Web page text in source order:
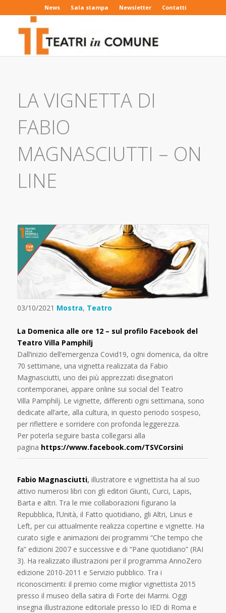
News Sala stampa Newsletter Contatti
LA VIGNETTA DI
FABIO
MAGNASCIUTTI – ON
LINE
03/10/2021 Mostra, Teatro
La Domenica alle ore 12 – sul profilo Facebook del
Teatro Villa Pamphilj
Dall’inizio dell’emergenza Covid19, ogni domenica, da oltre
70 settimane, una vignetta realizzata da Fabio
Magnasciutti, uno dei più apprezzati disegnatori
contemporanei, appare online sui social del Teatro
Villa Pamphilj. Le vignette, differenti ogni settimana, sono
dedicate all’arte, alla cultura, in questo periodo sospeso,
per riflettere e sorridere con profonda leggerezza.
Per poterla seguire basta collegarsi alla
pagina https://www.facebook.com/TSVCorsini
Fabio Magnasciutti, illustratore e vignettista ha al suo
attivo numerosi libri con gli editori Giunti, Curci, Lapis,
Barta e altri. Tra le mie collaborazioni figurano la
Repubblica, l’Unità, il Fatto quotidiano, gli Altri, Linus e
Left, per cui attualmente realizza copertine e vignette. Ha
curato sigle e animazioni dei programmi “Che tempo che
fa” edizioni 2007 e successive e di “Pane quotidiano” (RAI
3). Ha realizzato illustrazioni per il programma AnnoZero
edizione 2010-2011 e Servizio pubblico. Tra i
riconoscimenti: il premio come miglior vignettista 2015
presso il museo della satira di Forte dei Marmi. Oggi
insegna illustrazione editoriale presso lo IED di Roma e